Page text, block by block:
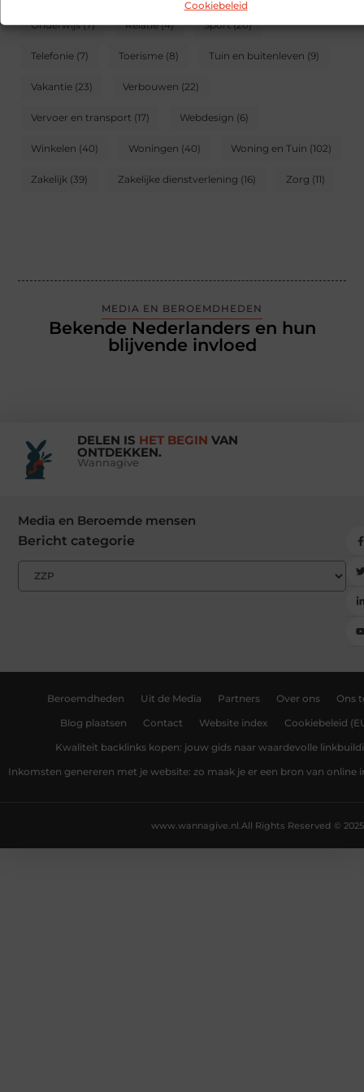
Cookiebeleid
Onderwijs(7) Relatie(4) Sport(20)
Telefonie (7) Toerisme (8) Tuin en buitenleven (9)
Vakantie (23) Verbouwen (22)
Vervoer en transport (17) Webdesign (6)
Winkelen (40) Woningen (40) Woning en Tuin (102)
Zakelijk (39) Zakelijke dienstverlening (16) Zorg (11)
MEDIA EN BEROEMDHEDEN
Bekende Nederlanders en hun
blijvende invloed
DELEN IS HET BEGIN VAN
ONTDEKKEN.
Wannagive
Media en Beroemde mensen
Bericht categorie
Beroemdheden Uit de Media Partners Over ons Ons
Blog plaatsen Contact Website index Cookiebeleid
Kwaliteit backlinks kopen: jouw gids naar waardevolle
Inkomsten genereren met je website: zo maak je er een bron van online
All Rights Reserved © 2025
www.wannagive.nl.